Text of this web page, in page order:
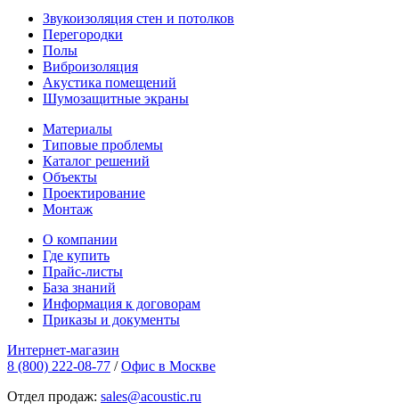
Звукоизоляция стен и потолков
Перегородки
Полы
Виброизоляция
Акустика помещений
Шумозащитные экраны
Материалы
Типовые проблемы
Каталог решений
Объекты
Проектирование
Монтаж
О компании
Где купить
Прайс-листы
База знаний
Информация к договорам
Приказы и документы
Интернет-магазин
8 (800) 222-08-77 / Офис в Москве
Отдел продаж: sales@acoustic.ru